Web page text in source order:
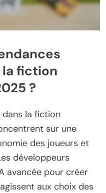
fiction
?
dans la fiction
sur une
des joueurs et
développeurs
avancée pour créer
aux choix des